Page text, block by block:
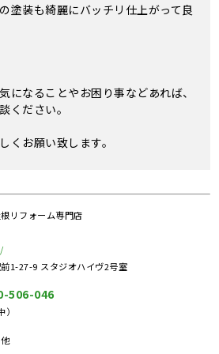
塗装も綺麗にバッチリ仕上がって良
になることやお困り事などあれば、
ください。
くお願い致します。
リフォーム専門店
1-27-9 スタジオハイヴ2号室
506-046